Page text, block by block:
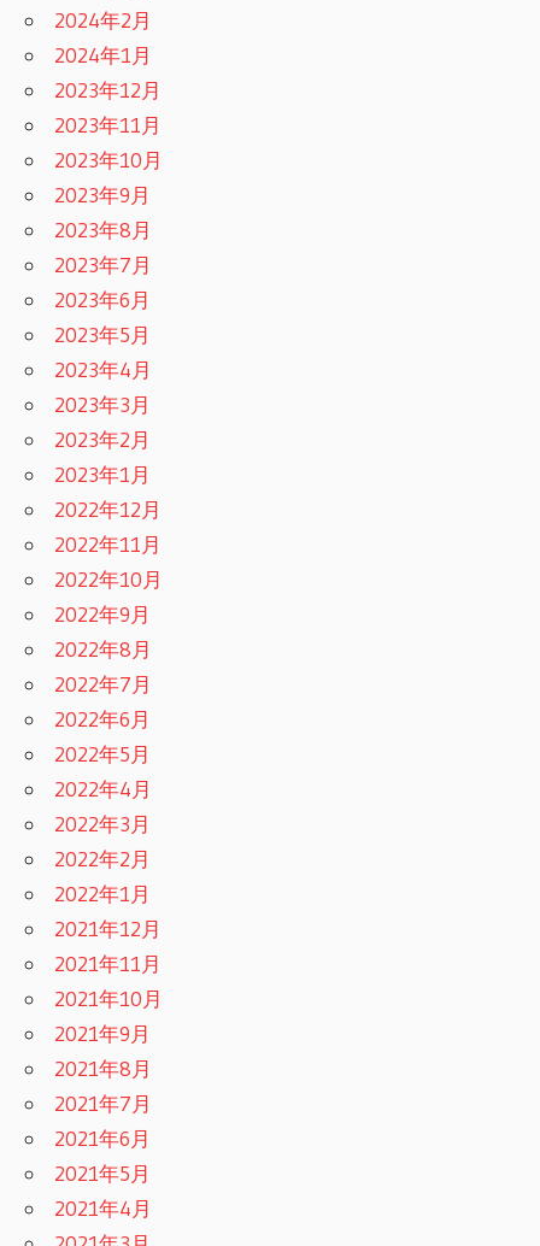
2024年2月
2024年1月
2023年12月
2023年11月
2023年10月
2023年9月
2023年8月
2023年7月
2023年6月
2023年5月
2023年4月
2023年3月
2023年2月
2023年1月
2022年12月
2022年11月
2022年10月
2022年9月
2022年8月
2022年7月
2022年6月
2022年5月
2022年4月
2022年3月
2022年2月
2022年1月
2021年12月
2021年11月
2021年10月
2021年9月
2021年8月
2021年7月
2021年6月
2021年5月
2021年4月